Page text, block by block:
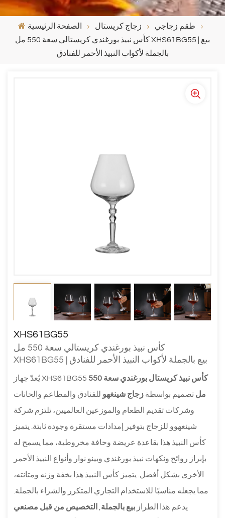
الصفحة الرئيسية زجاج كريستال
طقم زجاجي
كأس نبيذ بورغندي كريستالي سعة 550 مل XHS61BG55 | بيع
بالجملة لأكواب النبيذ الأحمر للفنادق
XHS61BG55
كأس نبيذ بورغندي كريستالي سعة 550 مل
XHS61BG55 | بيع بالجملة لأكواب النبيذ الأحمر للفنادق
يُعدّ جهاز XHS61BG55 كأس نبيذ كريستال بورغندي سعة 550
مل تصميم بواسطة زجاج شينغهو للفنادق والمطاعم والحانات
وشركات تقديم الطعام والموزعين العالميين، تلتزم شركة
شينغهوو للزجاج بتوفير إمدادات مستقرة وجودة ثابتة. يتميز
كأس النبيذ هذا بقاعدة عريضة وحافة مخروطية، مما يسمح له
بإبراز روائح ونكهات نبيذ بورغندي وبينو نوار وأنواع النبيذ الأحمر
الأخرى بشكل أفضل. يتميز كأس النبيذ هذا بخفة وزنه ومتانته،
مما يجعله مناسبًا للاستخدام التجاري المتكرر والشراء بالجملة.
يدعم هذا الطراز بيع بالجملة
التخصيص من قبل مصنعي